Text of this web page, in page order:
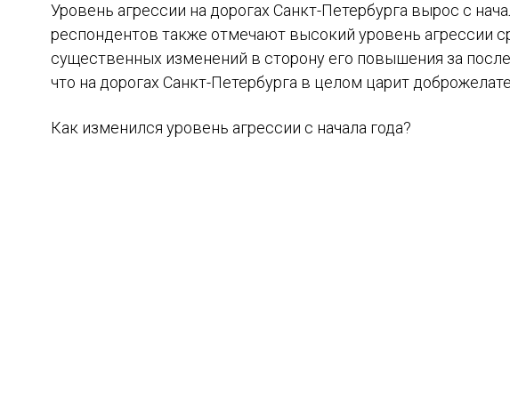
Уровень агрессии на дорогах Санкт-Петербурга вырос с
респондентов также отмечают высокий уровень агрессии
существенных изменений в сторону его повышения за
что на дорогах Санкт-Петербурга в целом царит
Как изменился уровень агрессии с начала года?